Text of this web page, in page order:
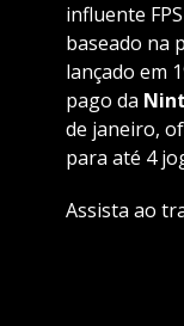
influente
baseado na
lançado em
pago da
de janeiro,
para até 4
Assista ao